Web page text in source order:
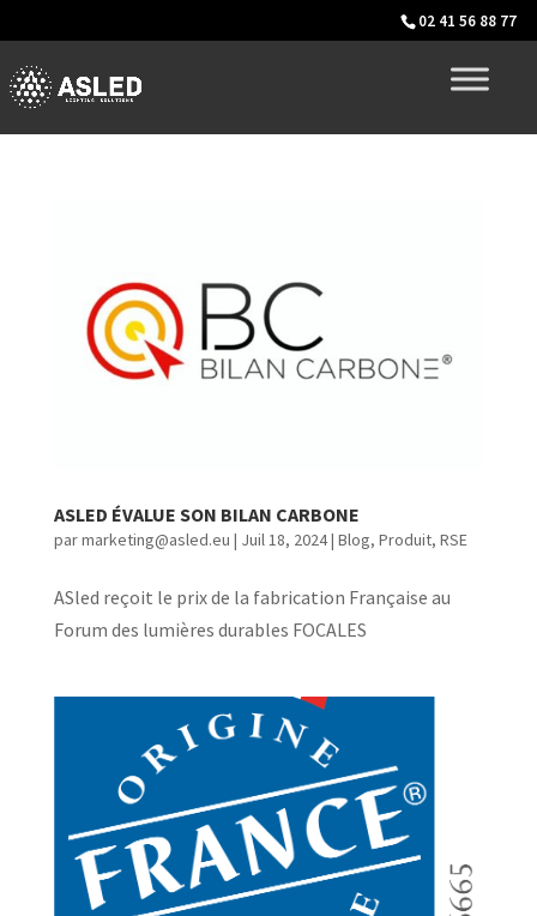
02 41 56 88 77
ASLED ÉVALUE SON BILAN CARBONE
parmarketing@asled.eu | Juil 18, 2024| Blog, Produit, RSE
ASled reçoit le prix de la fabrication Française au
Forum des lumières durables FOCALES